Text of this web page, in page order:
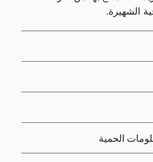
الشهيرة.
الحمية